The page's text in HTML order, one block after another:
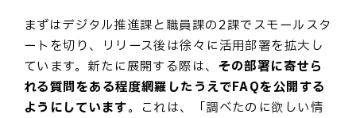
まずはデジタル推進課と職員課の2課でスモールスタ
ートを切り、リリース後は徐々に活用部署を拡大し
ています。新たに展開する際は、 その部署に寄せら
れる質問をある程度網羅したうえでFAQを公開する
ようにしています。これは、「調べたのに欲しい情